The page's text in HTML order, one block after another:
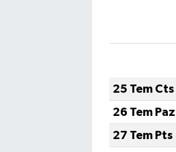
25 Tem Cts
26 Tem Paz
27 Tem Pts